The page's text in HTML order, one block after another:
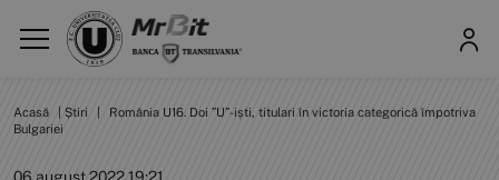
Acasă Știri
România U16. Doi ”U”-iști, titulari în victoria categorică împotriva
Bulgariei